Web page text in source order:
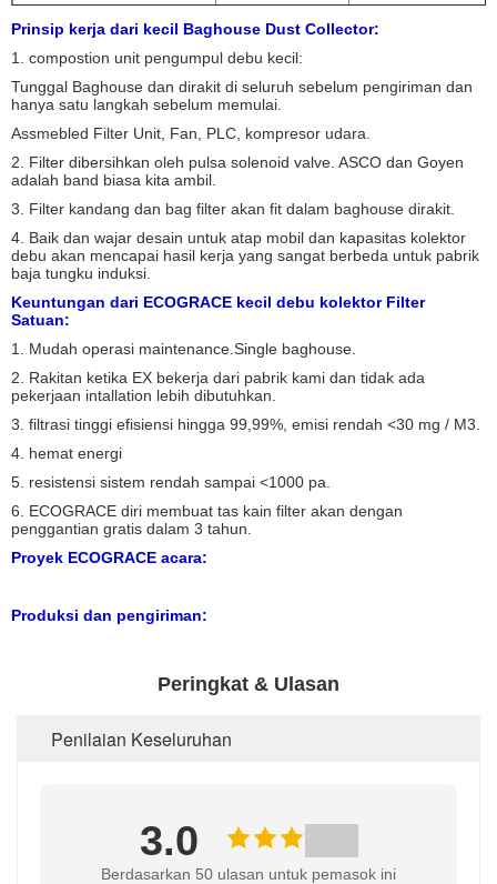
Konsumsi udara terkompresi0,5-0,7 M3 / min
Ukuran katup pulsa
1 inch
Perlawanan
<1000 pa
Prinsip kerja dari kecil Baghouse Dust Collector:
1. compostion unit pengumpul debu kecil:
Tunggal Baghouse dan dirakit di seluruh sebelum pengiriman dan
hanya satu langkah sebelum memulai.
Assmebled Filter Unit, Fan, PLC, kompresor udara.
2. Filter dibersihkan oleh pulsa solenoid valve. ASCO dan Goyen
adalah band biasa kita ambil.
3. Filter kandang dan bag filter akan fit dalam baghouse dirakit.
4. Baik dan wajar desain untuk atap mobil dan kapasitas kolektor
debu akan mencapai hasil kerja yang sangat berbeda untuk pabrik
baja tungku induksi.
Keuntungan dari ECOGRACE kecil debu kolektor Filter
Satuan:
1. Mudah operasi maintenance.Single baghouse.
2. Rakitan ketika EX bekerja dari pabrik kami dan tidak ada
pekerjaan intallation lebih dibutuhkan.
3. filtrasi tinggi efisiensi hingga 99,99%, emisi rendah <30 mg / M3.
4. hemat energi
5. resistensi sistem rendah sampai <1000 pa.
6. ECOGRACE diri membuat tas kain filter akan dengan
penggantian gratis dalam 3 tahun.
Proyek ECOGRACE acara:
Produksi dan pengiriman:
Peringkat & Ulasan
Penilaian Keseluruhan
3.0
Berdasarkan 50 ulasan untuk pemasok ini